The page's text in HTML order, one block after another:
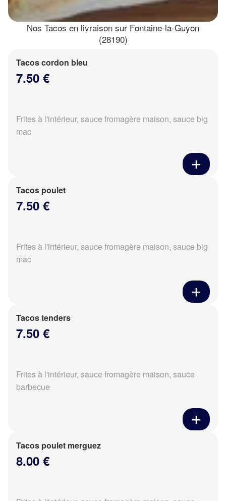
Nos Tacos en livraison sur Fontaine-la-Guyon
(28190)
Tacos cordon bleu
7.50 €
Frites à l'intérieur, sauce fromagère maison, sauce big
mac
Tacos poulet
7.50 €
Frites à l'intérieur, sauce fromagère maison, sauce big
mac
Tacos tenders
7.50 €
Frites à l'intérieur, sauce fromagère maison, sauce
barbecue
Tacos poulet merguez
8.00 €